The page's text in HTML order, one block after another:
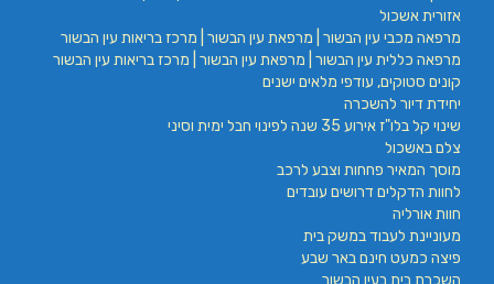
אזורית אשכול
מרפאה מכבי עין הבשור | מרפאת עין הבשור | מרכז בריאות עין הבשור
מרפאה כללית עין הבשור | מרפאת עין הבשור | מרכז בריאות עין הבשור
קונים סטוקים, עודפי מלאים ישנים
יחידת דיור להשכרה
שינוי קל בלו"ז אירוע 35 שנה לפינוי חבל ימית וסיני
צלם באשכול
מוסך המאיר פחחות וצבע לרכב
לחוות הדקלים דרושים עובדים
חוות אורליה
מעוניינת לעבוד במשק בית
פיצה כמעט חינם באר שבע
השכרת בית בעין הבשור